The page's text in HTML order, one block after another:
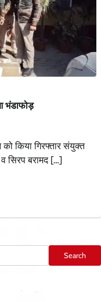
भंडाफोड़
किया गिरफ्तार संयुक्त
व सिरप बरामद […]
Search